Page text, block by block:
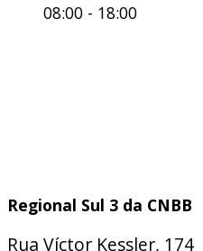
08:00 - 18:00
Regional Sul 3 da CNBB
Rua Víctor Kessler, 174